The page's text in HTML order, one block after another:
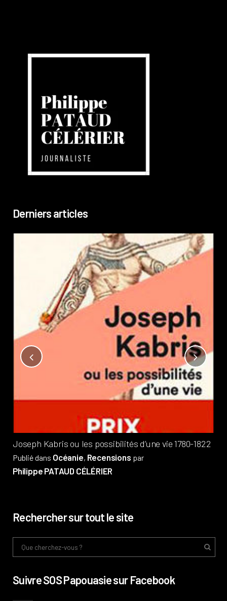
Derniers articles
Joseph Kabris ou les possibilités d’une vie 1780-1822
Publié dans Océanie, Recensions par
Philippe PATAUD CÉLÉRIER
Rechercher sur tout le site
Suivre SOS Papouasie sur Facebook